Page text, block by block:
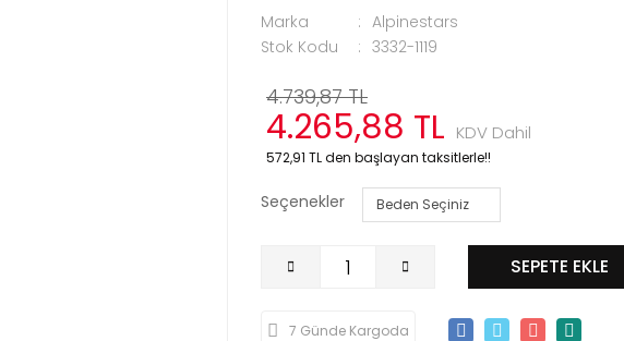
Marka
Alpinestars
Stok Kodu
3332-1119
4.739,87 TL
4.265,88 TL KDV Dahil
572,91 TL den başlayan taksitlerle!!
Seçenekler
SEPETE EKLE
7 Günde Kargoda